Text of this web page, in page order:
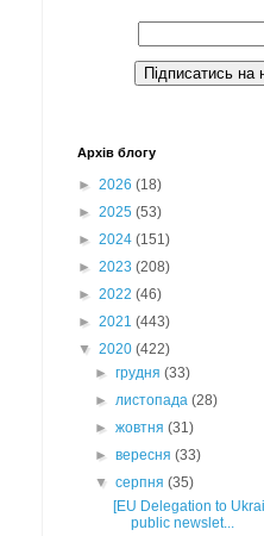
Архів блогу
► 2026 (18)
► 2025 (53)
► 2024 (151)
► 2023 (208)
► 2022 (46)
► 2021 (443)
▼ 2020 (422)
►грудня(33)
►листопада(28)
►жовтня(31)
►вересня(33)
▼серпня(35)
[EU Delegation to
public newslet...